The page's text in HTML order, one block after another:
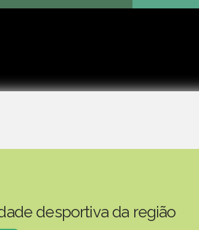
Play
desportiva da região